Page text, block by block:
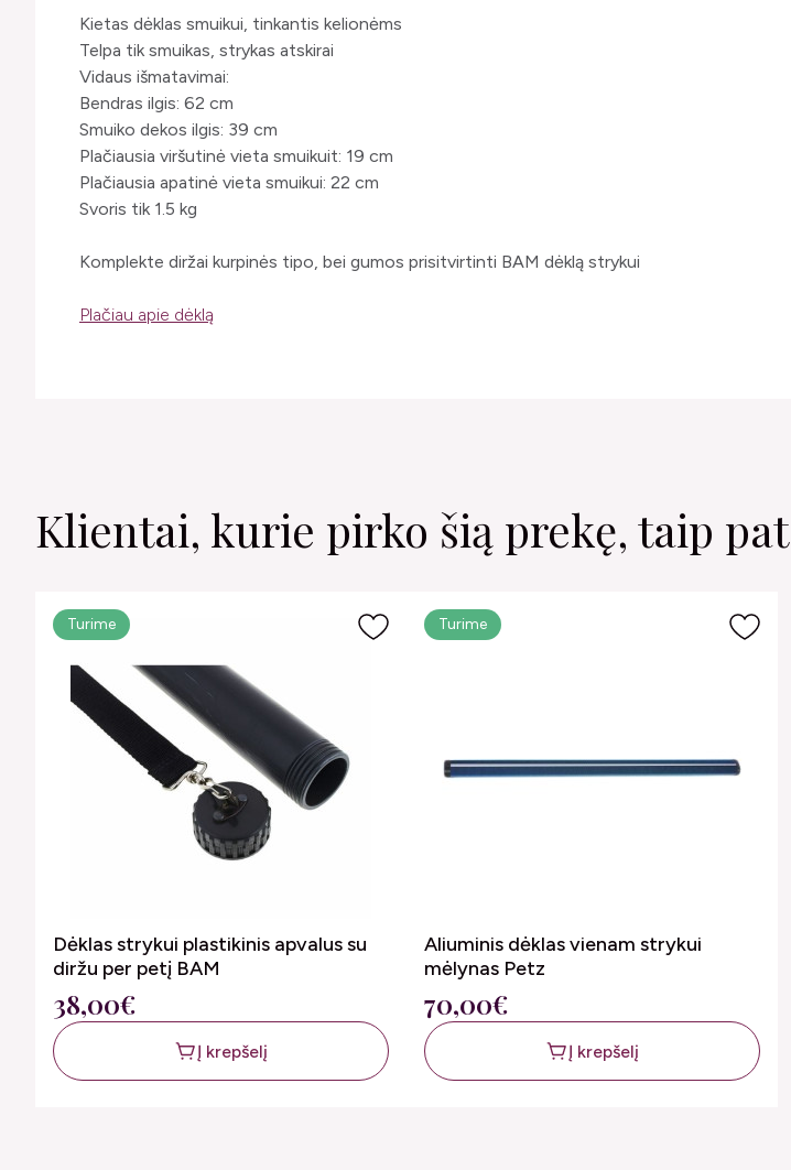
Kietas dėklas smuikui, tinkantis kelionėms
Telpa tik smuikas, strykas atskirai
Vidaus išmatavimai:
Bendras ilgis: 62 cm
Smuiko dekos ilgis: 39 cm
Plačiausia viršutinė vieta smuikuit: 19 cm
Plačiausia apatinė vieta smuikui: 22 cm
Svoris tik 1.5 kg
Komplekte diržai kurpinės tipo, bei gumos prisitvirtinti BAM dėklą strykui
Plačiau apie dėklą
Klientai, kurie pirko šią prekę, taip
Turime
Dėklas strykui plastikinis apvalus su
diržu per petį BAM
38,00€
Į krepšelį
Turime
Aliuminis dėklas vienam strykui
mėlynas Petz
70,00€
Į krepšelį